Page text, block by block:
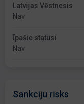
Latvijas Vēstnesis
Nav
Īpašie statusi
Nav
Sankciju risks